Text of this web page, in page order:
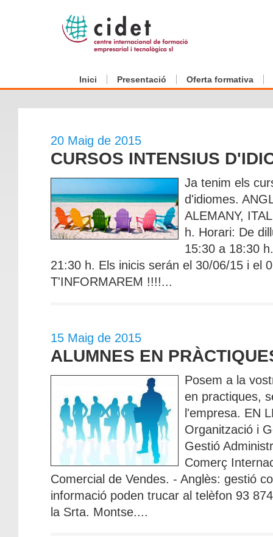
Inici Presentació Oferta formativa
20 Maig de 2015
CURSOS INTENSIUS
Ja tenim els
d'idiomes.
ALEMANY,
h. Horari: De
15:30 a 18:30
21:30 h. Els inicis serán el 30/06/15 i el
T'INFORMAREM !!!!...
15 Maig de 2015
ALUMNES EN
Posem a la
en practiques,
l'empresa. EN
Organització i
Gestió
Comerç
Comercial de Vendes. - Anglès: gestió
informació poden trucar al telèfon 93
la Srta. Montse....